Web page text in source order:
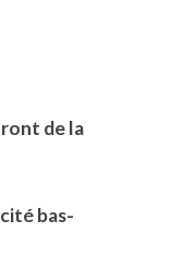
de la
bas-